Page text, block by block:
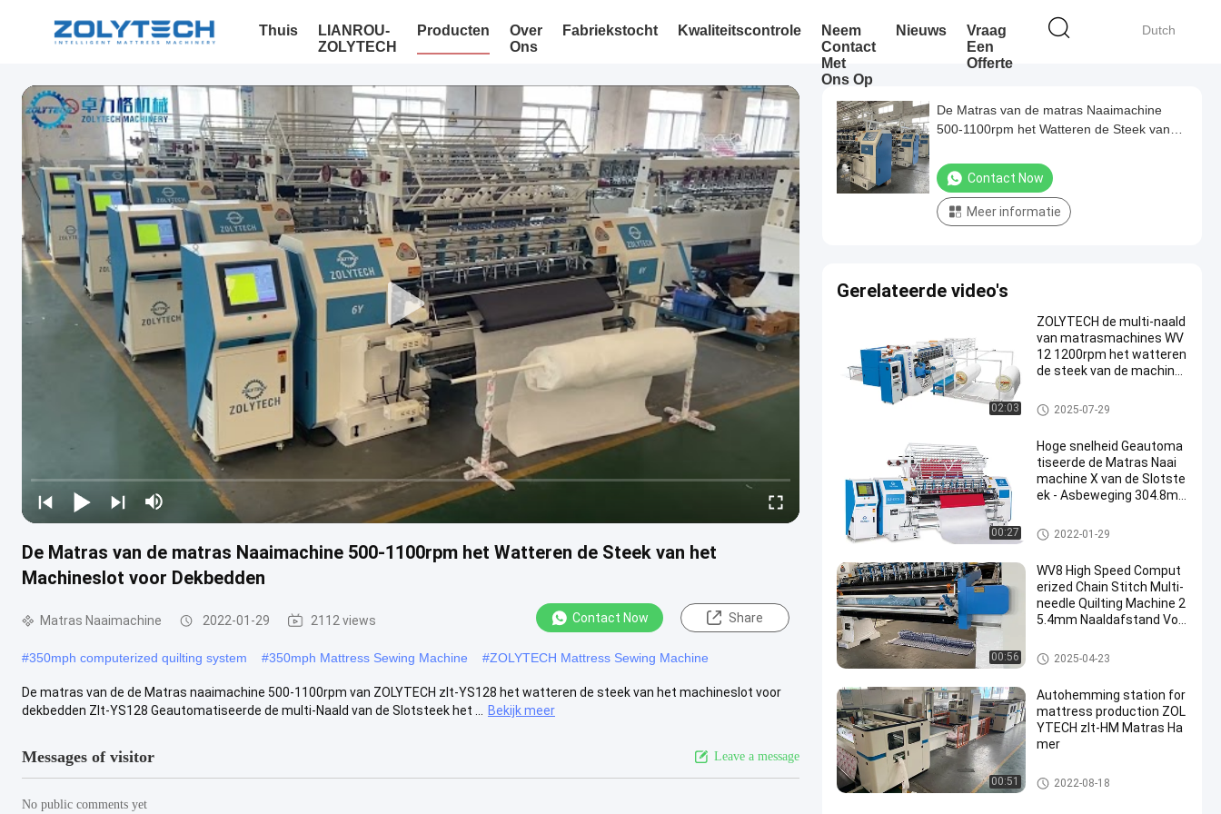
Dutch
Thuis
LIANROU-
ZOLYTECH
Producten
Over
Ons
Fabriekstocht Kwaliteitscontrole
Neem
Contact
Met
Ons Op
Nieuws
Vraag
Een
Offerte
De Matras van de matras Naaimachine 500-1100rpm het Watteren de Steek van het
Machineslot voor Dekbedden
Matras Naaimachine 2022-01-29 2112 views Contact Now Share
#350mph computerized quilting system #350mph Mattress Sewing Machine #ZOLYTECH Mattress Sewing Machine
De matras van de de Matras naaimachine 500-1100rpm van ZOLYTECH zlt-YS128 het watteren de steek van het machineslot voor
dekbedden Zlt-YS128 Geautomatiseerde de multi-Naald van de Slotsteek het ...
Bekijk meer
Messages of visitor Leave a message
No public comments yet
De Matras van de matras Naaimachine
500-1100rpm het Watteren de Steek van
Contact Now
Meer informatie
Gerelateerde video's
02:03
ZOLYTECH de multi-naald
van matrasmachines WV
12 1200rpm het watteren
de steek van de machine
Multinaald het Watteren Machi
ne
2025-07-29
00:27
Hoge snelheid Geautoma
tiseerde de Matras Naai
machine X van de Slotste
ek - Asbeweging 304.8m
Matras Naaimachine
2022-01-29
00:56
WV8 High Speed Comput
erized Chain Stitch Multi-
needle Quilting Machine 2
5.4mm Naaldafstand Voo
Multinaald het Watteren Machi
ne
2025-04-23
00:51
Autohemming station for
mattress production ZOL
YTECH zlt-HM Matras Ha
mer
Matras Hemming Machine
2022-08-18